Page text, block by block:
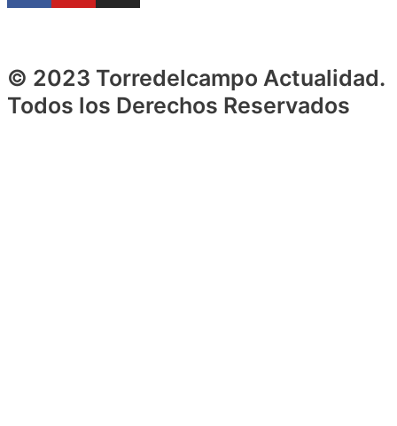
© 2023 Torredelcampo Actualidad.
Todos los Derechos Reservados